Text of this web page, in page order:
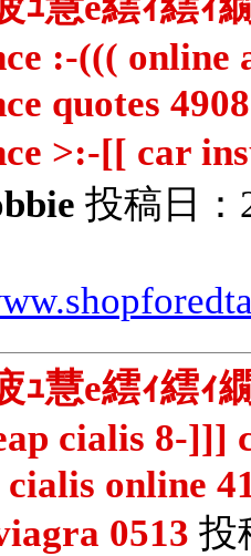
:-((( online
quotes
>:-[[ car
投稿日：
ｭ慧e繧ｨ繧ｨ
cialis 8-]]]
cialis online
0513 投